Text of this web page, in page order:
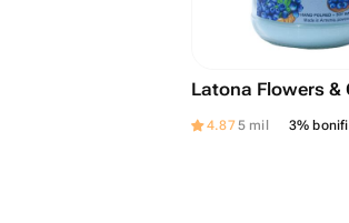
Latona Flowers &
4.875 mil 3%